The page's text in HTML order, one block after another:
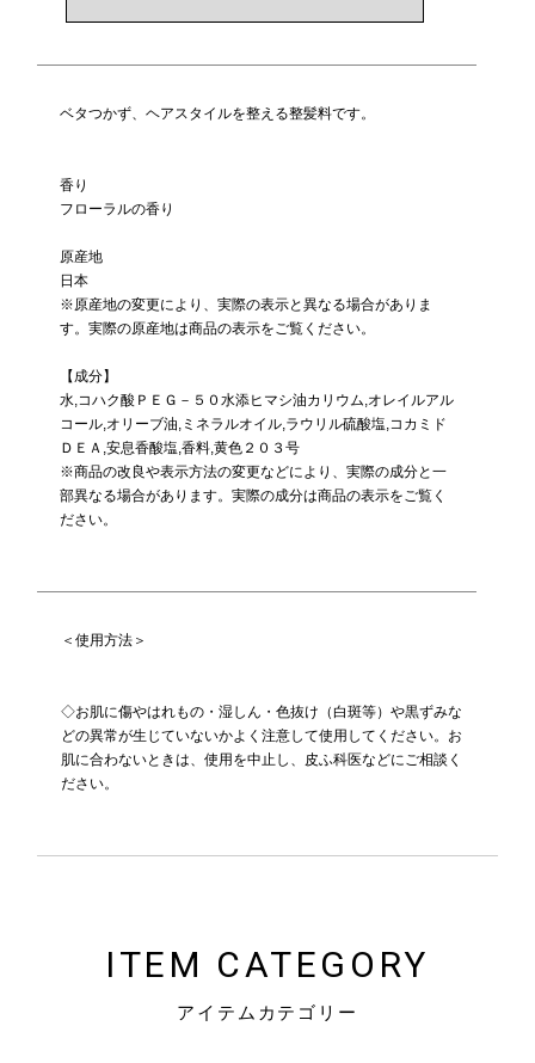
＜使用方法＞
◇お肌に傷やはれもの・湿しん・色抜け（白斑等）や黒ずみな
どの異常が生じていないかよく注意して使用してください。お
肌に合わないときは、使用を中止し、皮ふ科医などにご相談く
ださい。
ベタつかず、ヘアスタイルを整える整髪料です。
香り
フローラルの香り
原産地
日本
※原産地の変更により、実際の表示と異なる場合がありま
す。実際の原産地は商品の表示をご覧ください。
【成分】
水,コハク酸ＰＥＧ－５０水添ヒマシ油カリウム,オレイルアル
コール,オリーブ油,ミネラルオイル,ラウリル硫酸塩,コカミド
ＤＥＡ,安息香酸塩,香料,黄色２０３号
※商品の改良や表示方法の変更などにより、実際の成分と一
部異なる場合があります。実際の成分は商品の表示をご覧く
ださい。
ITEM CATEGORY
アイテムカテゴリー